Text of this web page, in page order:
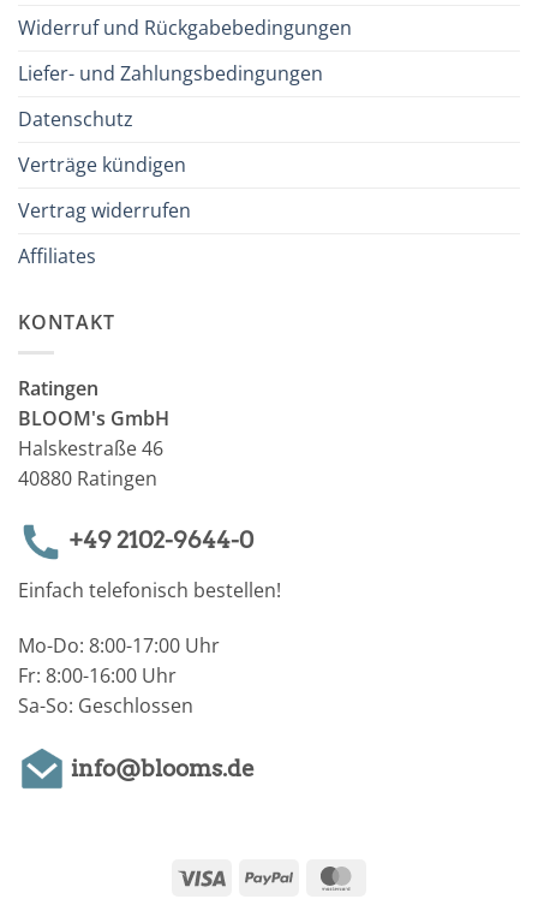
Widerruf und Rückgabebedingungen
Liefer- und Zahlungsbedingungen
Datenschutz
Verträge kündigen
Vertrag widerrufen
Affiliates
KONTAKT
Ratingen
BLOOM's GmbH
Halskestraße 46
40880 Ratingen
+49 2102-9644-0
Einfach telefonisch bestellen!
Mo-Do: 8:00-17:00 Uhr
Fr: 8:00-16:00 Uhr
Sa-So: Geschlossen
info@blooms.de
Visa PayPal